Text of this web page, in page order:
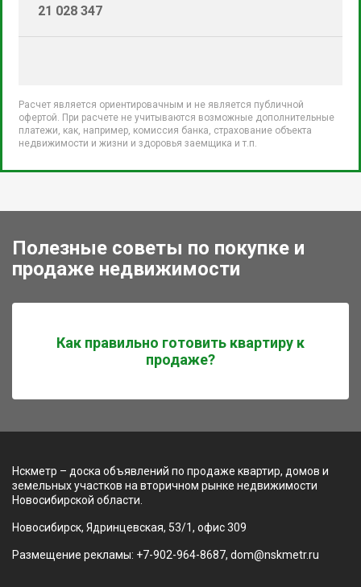
21 028 347
Расчет является ориентировачным и не является публичной
офертой. При расчете не учитываются возможные дополнительные
платежи, как, например, комиссия банка, страхование объекта
недвижимости и жизни и здоровья заемщика и т.п.
Полезные советы по покупке и
продаже недвижимости
Как правильно готовить квартиру к
продаже?
Нскметр – доска объявлений по продаже квартир, домов и
земельных участков на вторичном рынке недвижимости
Новосибирской области.
Новосибирск, Ядринцевская, 53/1, офис 309
Размещение рекламы: +7-902-964-8687, dom@nskmetr.ru